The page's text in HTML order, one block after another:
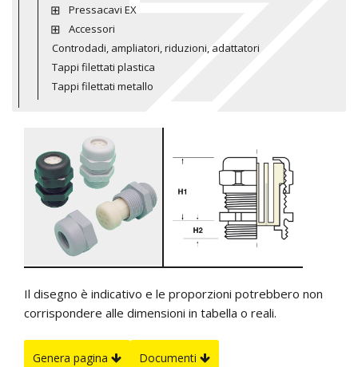
Pressacavi EX
Accessori
Controdadi, ampliatori, riduzioni, adattatori
Tappi filettati plastica
Tappi filettati metallo
Il disegno è indicativo e le proporzioni potrebbero non
corrispondere alle dimensioni in tabella o reali.
Genera pagina Documenti